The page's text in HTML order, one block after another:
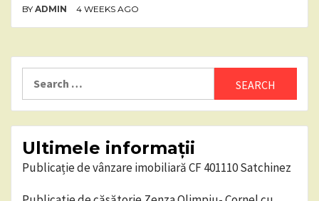
BY ADMIN 4 WEEKS AGO
Ultimele informații
Publicație de vânzare imobiliară CF 401110 Satchinez